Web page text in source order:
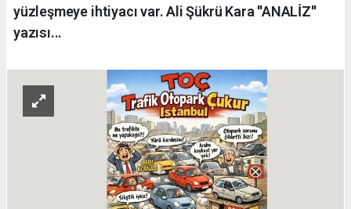
yüzleşmeye ihtiyacı var. Ali Şükrü Kara ''ANALİZ''
yazısı...